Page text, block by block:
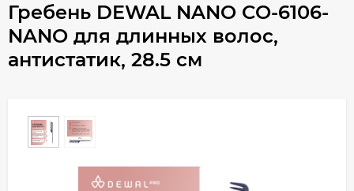
Гребень DEWAL NANO CO-6106-
NANO для длинных волос,
антистатик, 28.5 см